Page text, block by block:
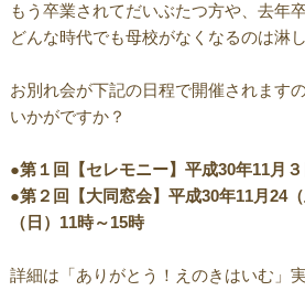
もう卒業されてだいぶたつ方や、去年
どんな時代でも母校がなくなるのは淋
お別れ会が下記の日程で開催されます
いかがですか？
●第１回【セレモニー】平成30年11月
●第２回【大同窓会】平成30年11月24
（日）11時～15時
詳細は「ありがとう！えのきはいむ」